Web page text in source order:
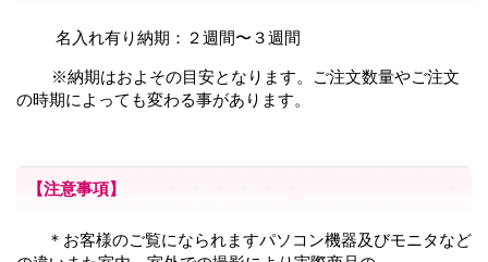
名入れ有り納期：２週間〜３週間
※納期はおよその目安となります。ご注文数量やご注文
の時期によっても変わる事があります。
【注意事項】
＊お客様のご覧になられますパソコン機器及びモニタなど